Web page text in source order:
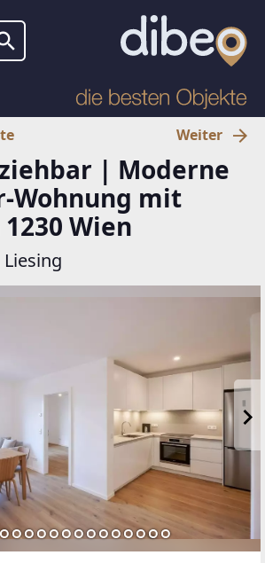
Weiter
| Moderne
Wohnung mit
Wien
Liesing